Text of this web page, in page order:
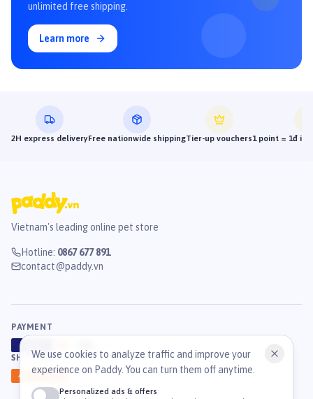
unlimited free shipping.
Learn more
2H express deliveryFree nationwide shippingTier-up vouchers1 point = 1đ
Vietnam's leading online pet store
Hotline: 0867 677 891
contact@paddy.vn
PAYMENT
SHIPPING
Ahamove
We use cookies to analyze traffic and improve your
experience on Paddy. You can turn them off anytime.
Personalized ads & offers